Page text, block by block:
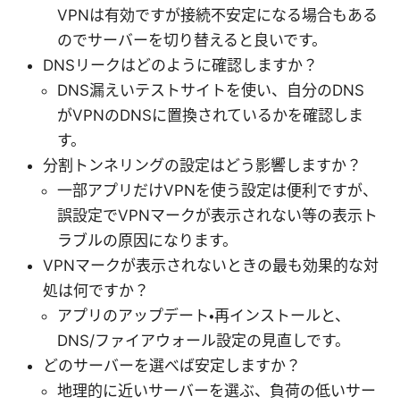
VPNは有効ですが接続不安定になる場合もある
のでサーバーを切り替えると良いです。
DNSリークはどのように確認しますか？
DNS漏えいテストサイトを使い、自分のDNS
がVPNのDNSに置換されているかを確認しま
す。
分割トンネリングの設定はどう影響しますか？
一部アプリだけVPNを使う設定は便利ですが、
誤設定でVPNマークが表示されない等の表示ト
ラブルの原因になります。
VPNマークが表示されないときの最も効果的な対
処は何ですか？
アプリのアップデート・再インストールと、
DNS/ファイアウォール設定の見直しです。
どのサーバーを選べば安定しますか？
地理的に近いサーバーを選ぶ、負荷の低いサー